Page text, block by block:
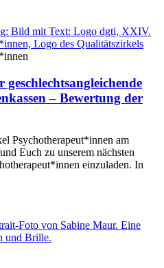
– Bewertung der
Psychotherapeut*innen am
Euch zu unserem nächsten
einzuladen. In